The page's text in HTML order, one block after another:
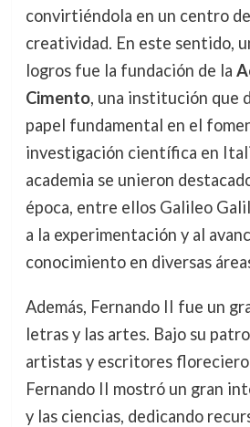
convirtiéndola en un centro
creatividad. En este sentido,
logros fue la fundación de la
Cimento, una institución que
papel fundamental en el
investigación científica en
academia se unieron
época, entre ellos Galileo
a la experimentación y al
conocimiento en diversas
Además, Fernando II fue un
letras y las artes. Bajo su
artistas y escritores
Fernando II mostró un gran
y las ciencias, dedicando